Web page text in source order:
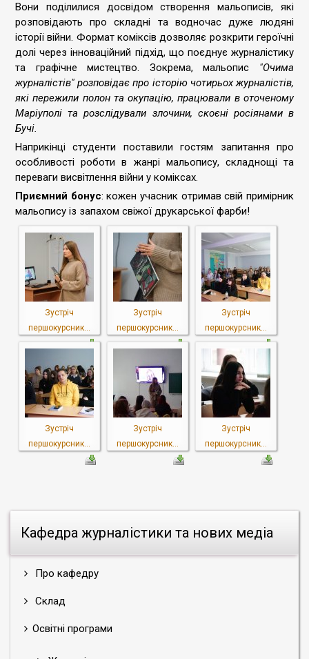
Кафедра журналістики та нових медіа
Про кафедру
Склад
Освітні програми
Вони поділилися досвідом створення мальописів, які
розповідають про складні та водночас дуже людяні
історії війни. Форматкоміксів дозволяє розкрити героїчні
долі через інноваційний підхід, що поєднує журналістику
та графічнемистецтво. Зокрема, мальопис "Очима
журналістів" розповідає про історію чотирьох журналістів,
які пережили полон та окупацію, працювали в оточеному
Маріуполі та розслідували злочини, скоєні росіянами в
Бучі.
Наприкінці студенти поставилигостям запитання про
особливості роботи в жанрі мальопису, складнощі та
переваги висвітлення війни у коміксах.
Приємний бонус: кожен учасник отримавсвій примірник
мальопису із запахом свіжої друкарської фарби!
Зустріч
першокурсник...
Зустріч
першокурсник...
Зустріч
першокурсник...
Зустріч
першокурсник...
Зустріч
першокурсник...
Зустріч
першокурсник...